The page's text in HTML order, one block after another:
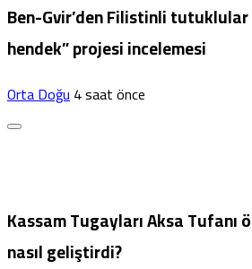
Ben-Gvir’den Filistinli tutuklular
hendek” projesi incelemesi
Orta Doğu4 saat önce
Kassam Tugayları Aksa Tufanı
nasıl geliştirdi?